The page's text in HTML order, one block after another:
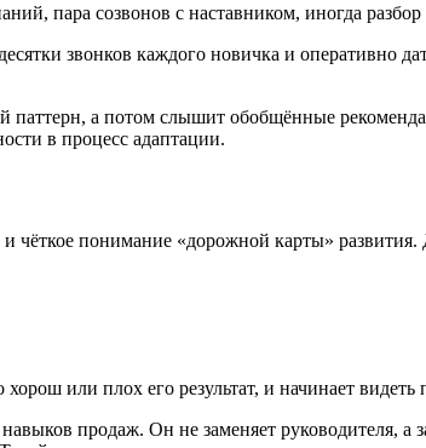
пара созвонов с наставником, иногда разбор
звонков каждого новичка и оперативно
паттерн, а потом слышит обобщённые
в процесс адаптации.
понимание «дорожной карты» развития.
или плох его результат, и начинает
продаж. Он не заменяет руководителя, а